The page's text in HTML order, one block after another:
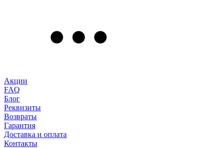
Акции
FAQ
Блог
Реквизиты
Возвраты
Гарантия
Доставка и оплата
Контакты